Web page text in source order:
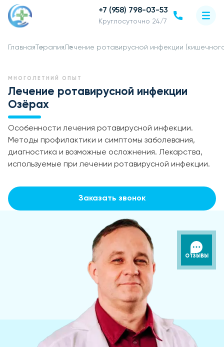
+7 (958) 798-03-53
Круглосуточно 24/7
Главная ТерапияЛечение ротавирусной инфекции
МНОГОЛЕТНИЙ ОПЫТ
Лечение ротавирусной инфекции
Озёрах
Особенности лечения ротавирусной инфекции.
Методы профилактики и симптомы заболевания,
диагностика и возможные осложнения. Лекарства,
используемые при лечении ротавирусной инфекции.
Заказать звонок
ОТЗЫВЫ